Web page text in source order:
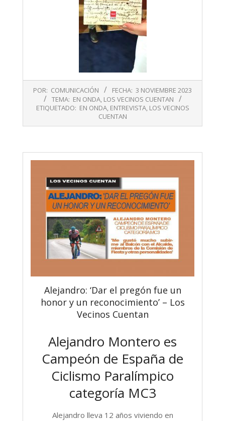
11-
POR: COMUNICACIÓN FECHA: 3 NOVIEMBRE 2023
TEMA: EN ONDA, LOS VECINOS CUENTAN
ETIQUETADO: EN ONDA, ENTREVISTA, LOS VECINOS
CUENTAN
Alejandro: ‘Dar el pregón fue un
honor y un reconocimiento’ – Los
Vecinos Cuentan
Alejandro Montero es
Campeón de España de
Ciclismo Paralímpico
categoría MC3
Alejandro lleva 12 años viviendo en